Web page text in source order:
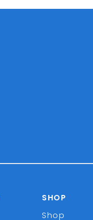
SHOP
Shop